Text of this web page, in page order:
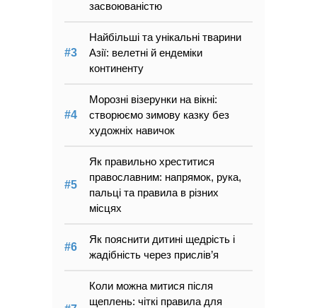
засвоюваністю
Найбільші та унікальні тварини
Азії: велетні й ендеміки
континенту
Морозні візерунки на вікні:
створюємо зимову казку без
художніх навичок
Як правильно хреститися
православним: напрямок, рука,
пальці та правила в різних
місцях
Як пояснити дитині щедрість і
жадібність через прислів’я
Коли можна митися після
щеплень: чіткі правила для